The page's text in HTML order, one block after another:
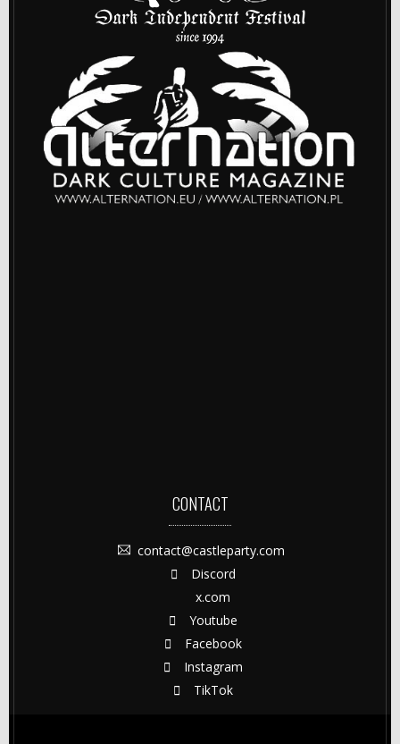
CONTACT
contact@castleparty.com
Discord
x.com
Youtube
Facebook
Instagram
TikTok